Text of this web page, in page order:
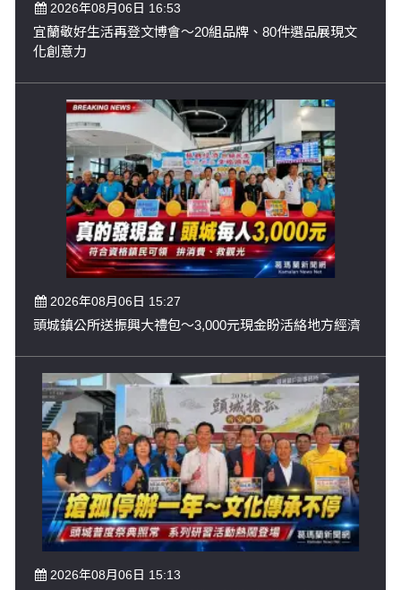
2026年08月06日 16:53
宜蘭敬好生活再登文博會～20組品牌、80件選品展現文
化創意力
2026年08月06日 15:27
頭城鎮公所送振興大禮包～3,000元現金盼活絡地方經濟
2026年08月06日 15:13